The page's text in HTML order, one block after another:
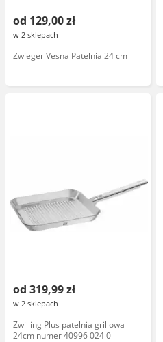
od 129,00 zł
w 2 sklepach
Zwieger Vesna Patelnia 24 cm
od 319,99 zł
w 2 sklepach
Zwilling Plus patelnia grillowa
24cm numer 40996 024 0